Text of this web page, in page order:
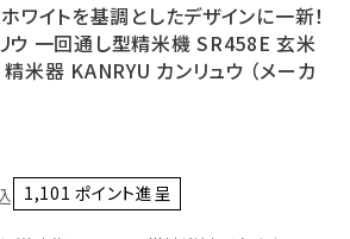
問い合わせ
ご注文
24時間受付
ワイトを基調としたデザインに一新！
ウ 一回通し型精米機 SR458E 玄米
米器 KANRYU カンリュウ （メーカ
1,101 ポイント進呈 ]